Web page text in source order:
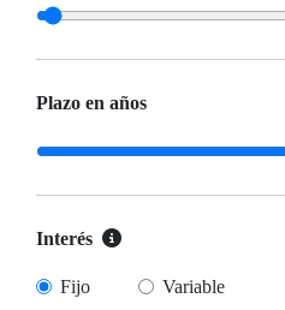
Plazo en años
Interés
Fijo Variable